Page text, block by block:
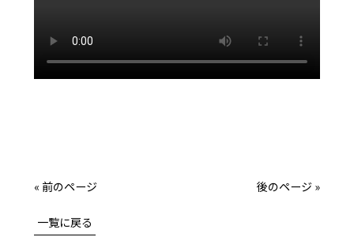
« 前のページ 後のページ »
一覧に戻る